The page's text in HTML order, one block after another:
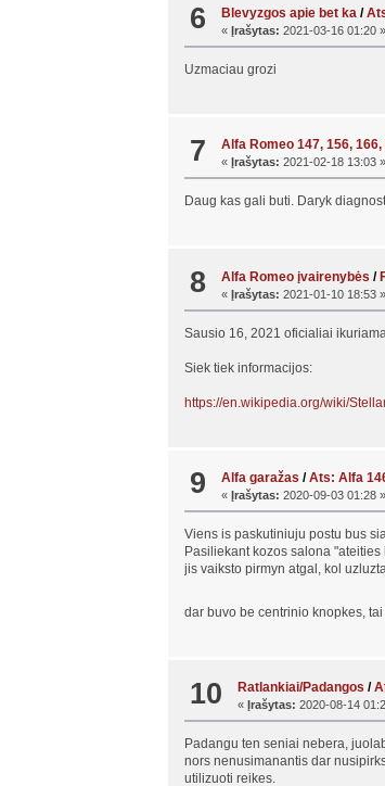
6 Blevyzgos apie bet ka /
«Įrašytas: 2021-03-16 01:20 »
Uzmaciau grozi
7 Alfa Romeo 147, 156,
«Įrašytas: 2021-02-18 13:03 »
Daug kas gali buti. Daryk
8 Alfa Romeo įvairenybės /
«Įrašytas: 2021-01-10 18:53 »
Sausio 16, 2021 oficialiai
Siek tiek informacijos:
https://en.wikipedia.org/wiki/
9 Alfa garažas /Ats: Alfa
«Įrašytas: 2020-09-03 01:28 »
Viens is paskutiniuju postu bus
Pasiliekant kozos salona
jis vaiksto pirmyn atgal, kol
dar buvo be centrinio knopkes,
10 Ratlankiai/Padangos /
« Įrašytas: 2020-08-14
Padangu ten seniai nebera,
nors nenusimanantis dar
utilizuoti reikes.